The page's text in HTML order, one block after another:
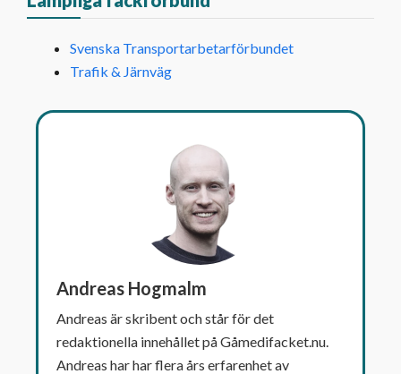
Svenska Transportarbetarförbundet
Trafik & Järnväg
Andreas Hogmalm
Andreas är skribent och står för det
redaktionella innehållet på Gåmedifacket.nu.
Andreas har har flera års erfarenhet av